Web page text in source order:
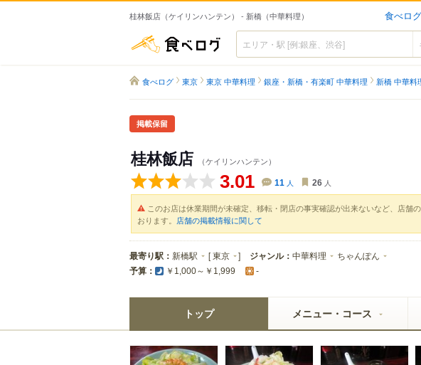
桂林飯店（ケイリンハンテン） - 新橋（中華料理） 食べロ
食べログ
食べログ 東京 東京 中華料理 銀座・新橋・有楽町 中華料理 新橋 中華料
掲載保留
桂林飯店 （ケイリンハンテン）
3.01 11 人 26 人
このお店は休業期間が未確定、移転・閉店の事実確認が出来ないなど、店舗
おります。 店舗の掲載情報に関して
最寄り駅： 新橋駅 [東京 ] ジャンル： 中華料理 ちゃんぽん
予算： ￥1,000～￥1,999 -
トップ メニュー・コース